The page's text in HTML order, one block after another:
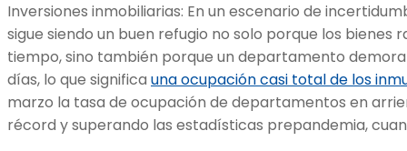
Inversiones inmobiliarias: En un escenario de
sigue siendo un buen refugio no solo porque los bienes
tiempo, sino también porque un departamento
días, lo que significa una ocupación casi total de los
marzo la tasa de ocupación de departamentos en
récord y superando las estadísticas prepandemia,